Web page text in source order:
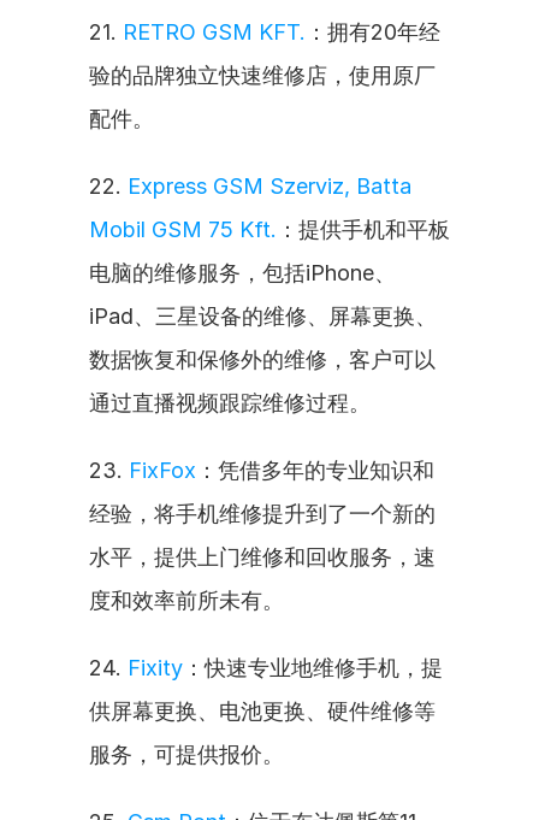
21. RETRO GSM KFT. ：拥有20年经
验的品牌独立快速维修店，使用原厂
配件。
22. Express GSM Szerviz, Batta
Mobil GSM 75 Kft. ：提供手机和平板
电脑的维修服务，包括iPhone、
iPad、三星设备的维修、屏幕更换、
数据恢复和保修外的维修，客户可以
通过直播视频跟踪维修过程。
23. FixFox ：凭借多年的专业知识和
经验，将手机维修提升到了一个新的
水平，提供上门维修和回收服务，速
度和效率前所未有。
24. Fixity ：快速专业地维修手机，提
供屏幕更换、电池更换、硬件维修等
服务，可提供报价。